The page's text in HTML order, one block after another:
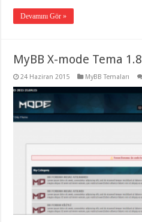
twitter
takipçi
hilesi,
instagram
takipçi
Devamını Gör »
MyBB X-mode Tema 1.8
24 Haziran 2015 MyBB Temaları